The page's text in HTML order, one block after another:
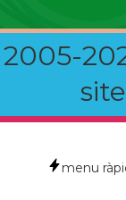
2005-
menu